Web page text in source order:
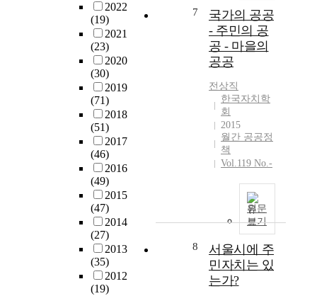
2022
(19)
2021
(23)
2020
(30)
2019
(71)
2018
(51)
2017
(46)
2016
(49)
2015
(47)
2014
(27)
2013
(35)
2012
(19)
7
국가의 공공
- 주민의 공
공 - 마을의
공공
전상직
한국자치학
회
2015
월간 공공정
책
Vol.119 No.-
원문
보기
8
서울시에 주
민자치는 있
는가?